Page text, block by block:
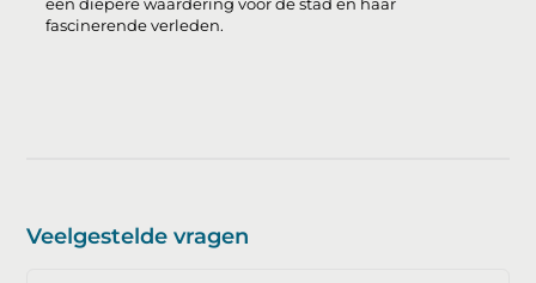
een diepere waardering voor de stad en haar
fascinerende verleden.
Veelgestelde vragen